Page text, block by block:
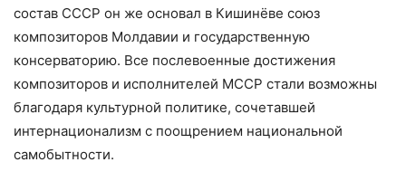
состав СССР он же основал в Кишинёве союз
композиторов Молдавии и государственную
консерваторию. Все послевоенные достижения
композиторов и исполнителей МССР стали возможны
благодаря культурной политике, сочетавшей
интернационализм с поощрением национальной
самобытности.